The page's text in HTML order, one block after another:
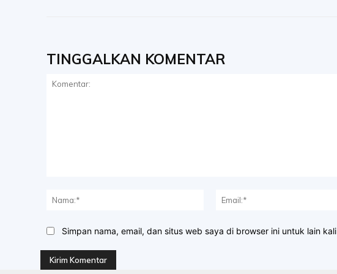
TINGGALKAN KOMENTAR
Nama:*
Simpan nama, email, dan situs web saya di browser ini untuk lain